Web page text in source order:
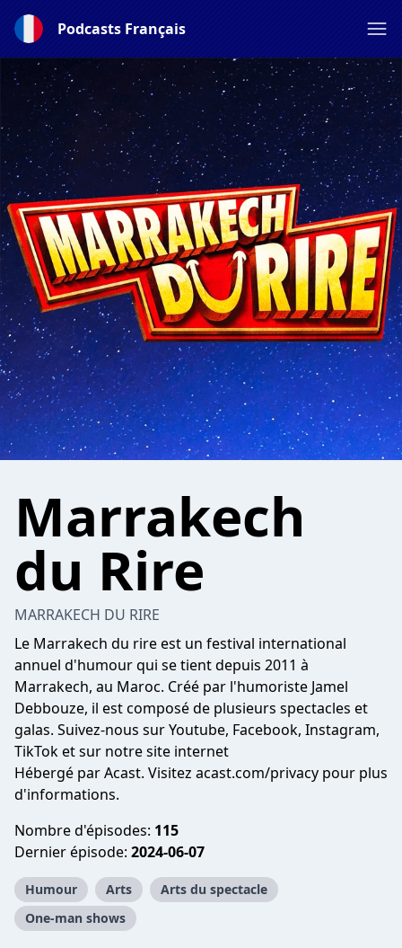
Podcasts Français
Marrakech
du Rire
MARRAKECH DU RIRE
Le Marrakech du rire est un festival international
annuel d'humour qui se tient depuis 2011 à
Marrakech, au Maroc. Créé par l'humoriste Jamel
Debbouze, il est composé de plusieurs spectacles et
galas. Suivez-nous sur Youtube, Facebook, Instagram,
TikTok et sur notre site internet
Hébergé par Acast. Visitez acast.com/privacy pour plus
d'informations.
Nombre d'épisodes: 115
Dernier épisode: 2024-06-07
Humour Arts
Arts du spectacle
One-man shows